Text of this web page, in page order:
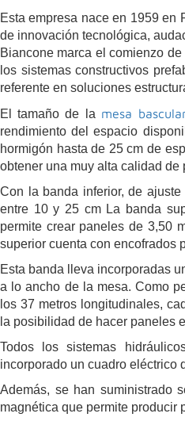
Esta empresa nace en 1959 en
de innovación tecnológica,
Biancone marca el comienzo
los sistemas constructivos
referente en soluciones
El tamaño de la mesa
rendimiento del espacio
hormigón hasta de 25 cm de
obtener una muy alta calidad
Con la banda inferior, de
entre 10 y 25 cm La banda
permite crear paneles de 3,50
superior cuenta con encofrados
Esta banda lleva incorporadas
a lo ancho de la mesa. Como
los 37 metros longitudinales,
la posibilidad de hacer paneles
Todos los sistemas
incorporado un cuadro eléctrico
Además, se han suministrado
magnética que permite producir